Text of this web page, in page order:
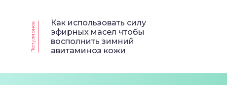
Популярное
Как использовать силу
эфирных масел чтобы
восполнить зимний
авитаминоз кожи